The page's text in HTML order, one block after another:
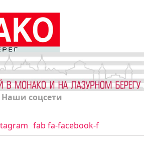
Наши соцсети
fab fa-facebook-f